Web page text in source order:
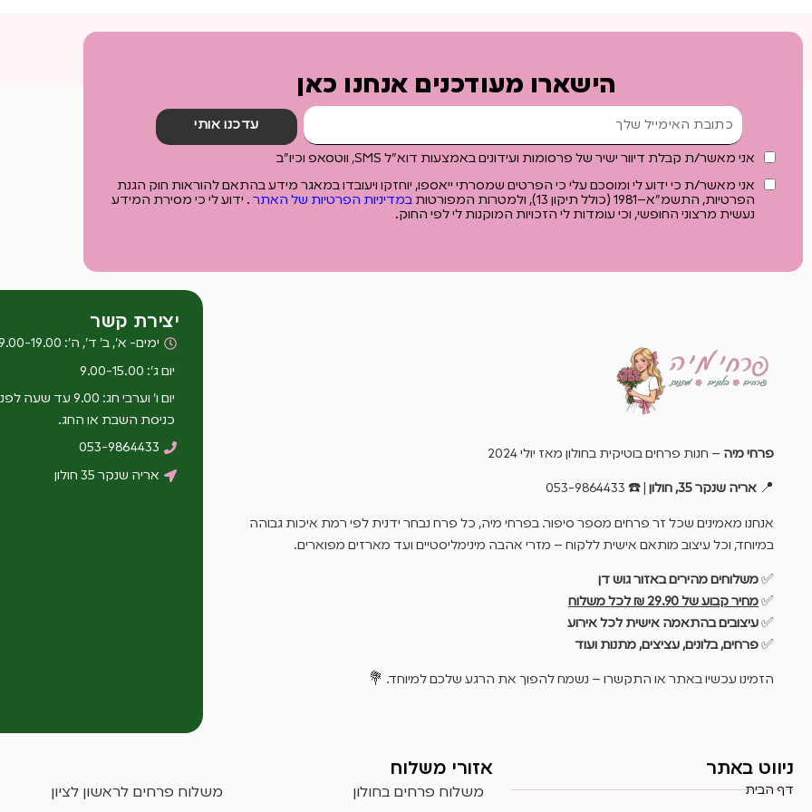
הישארו מעודכנים אנחנו כאן
עדכנו אותי
אני מאשר/ת קבלת דיוור ישיר של פרסומות ועידונים באמצעות דוא"ל SMS, ווטסאפ וכיו"ב
אני מאשר/ת כי ידוע לי ומוסכם עלי כי הפרטים שמסרתי ייאספו, יוחזקו ויעובדו במאגר מידע בהתאם להוראות חוק הגנת
הפרטיות, התשמ"א–1981 (כולל תיקון 13), ולמטרות המפורטות
במדיניות הפרטיות של האתר . ידוע לי כי מסירת המידע
נעשית מרצוני החופשי, וכי עומדות לי הזכויות המוקנות לי לפי החוק.
יצירת קשר
ימים- א’, ב’ ד’, ה’: 9.00-19.00
יום ג’: 9.00-15.00
יום ו’ וערבי חג: 9.00 עד שעה
כניסת השבת או החג.
053-9864433
אריה שנקר 35 חולון
פרחי מיה – חנות פרחים בוטיקית בחולון מאז יולי 2024
📍 אריה שנקר 35, חולון | ☎️ 053-9864433
אנחנו מאמינים שכל זר פרחים מספר סיפור. בפרחי מיה, כל פרח נבחר ידנית לפי רמת איכות גבוהה
במיוחד, וכל עיצוב מותאם אישית ללקוח – מזרי אהבה מינימליסטיים ועד מארזים מפוארים.
✅משלוחים מהירים באזור גוש דן
✅מחיר קבוע של 29.90 ₪ לכל משלוח
✅עיצובים בהתאמה אישית לכל אירוע
✅פרחים, בלונים, עציצים, מתנות ועוד
הזמינו עכשיו באתר או התקשרו – נשמח להפוך את הרגע שלכם למיוחד. 💐
ניווט באתר
דף הבית
אזורי משלוח
משלוח פרחים בחולון
משלוח פרחים לראשון לציון